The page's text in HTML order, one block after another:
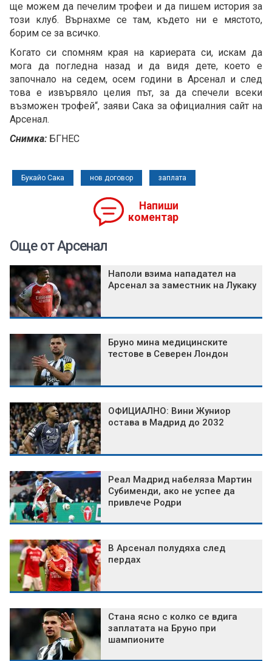
ще можем да печелим трофеи и да пишем история за
този клуб. Върнахме се там, където ни е мястото,
борим се за всичко.
Когато си спомням края на кариерата си, искам да
мога да погледна назад и да видя дете, което е
започнало на седем, осем години в Арсенал и след
това е извървяло целия път, за да спечели всеки
възможен трофей“, заяви Сака за официалния сайт на
Арсенал.
Снимка: БГНЕС
Букайо Сака нов договор заплата
Напиши
коментар
Още от Арсенал
Наполи взима нападател на
Арсенал за заместник на Лукаку
Бруно мина медицинските
тестове в Северен Лондон
ОФИЦИАЛНО: Вини Жуниор
остава в Мадрид до 2032
Реал Мадрид набеляза Мартин
Субименди, ако не успее да
привлече Родри
В Арсенал полудяха след
пердах
Стана ясно с колко се вдига
заплатата на Бруно при
шампионите